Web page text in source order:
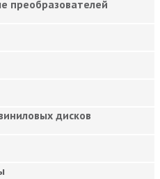
преобразователей
дисков